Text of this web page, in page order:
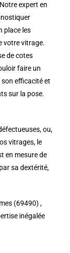
expert en
place les
votre vitrage.
de cotes
faire un
efficacité et
sur la pose.
ou,
vitrages, le
en mesure de
sa dextérité,
(69490) ,
inégalée